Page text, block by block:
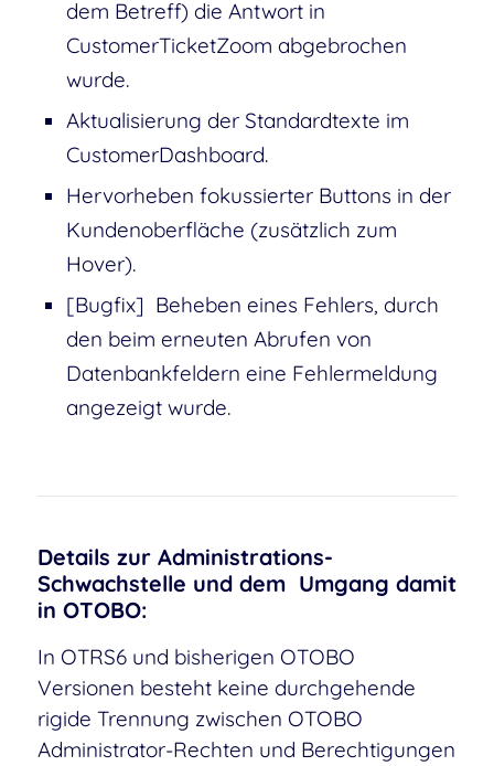
dem Betreff) die Antwort in
CustomerTicketZoom abgebrochen
wurde.
Aktualisierung der Standardtexte im
CustomerDashboard.
Hervorheben fokussierter Buttons in der
Kundenoberfläche (zusätzlich zum
Hover).
[Bugfix] Beheben eines Fehlers, durch
den beim erneuten Abrufen von
Datenbankfeldern eine Fehlermeldung
angezeigt wurde.
Details zur Administrations-
Schwachstelle und dem Umgang damit
in OTOBO:
In OTRS6 und bisherigen OTOBO
Versionen besteht keine durchgehende
rigide Trennung zwischen OTOBO
Administrator-Rechten und Berechtigungen